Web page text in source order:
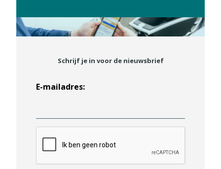
Schrijf je in voor de nieuwsbrief
E-mailadres:
C